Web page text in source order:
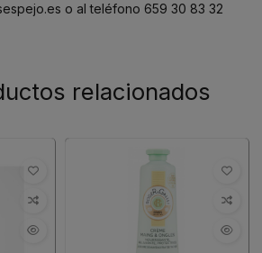
o al teléfono 659 30 83 32
relacionados